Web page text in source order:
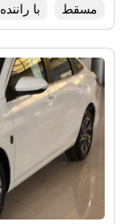
مسقط با راننده